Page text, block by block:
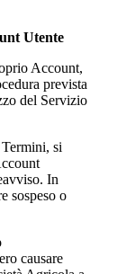
Utente
Account,
prevista
del Servizio
si
In
sospeso o
causare